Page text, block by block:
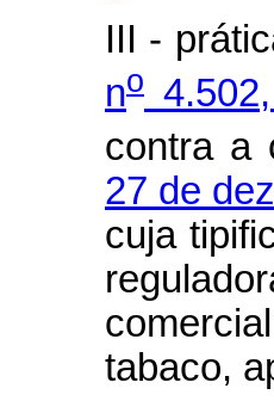
III -
no
contra a
27 de
cuja
tabaco,